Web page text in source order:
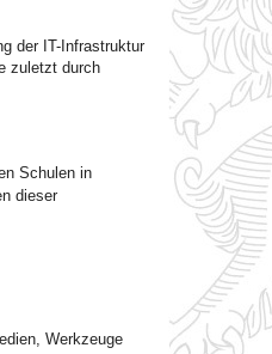
der IT-Infrastruktur
zuletzt durch
Schulen in
dieser
Werkzeuge